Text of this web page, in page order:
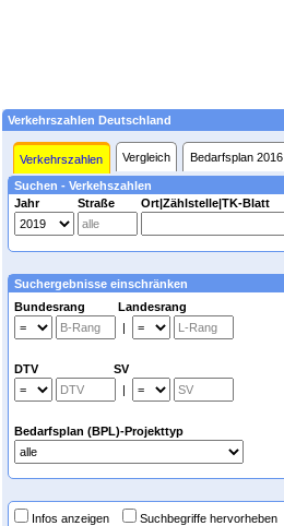
Verkehrszahlen Deutschland
Verkehrszahlen Vergleich Bedarfsplan 2016
Suchen - Verkehszahlen
Jahr
Straße Ort|Zählstelle|TK-Blatt
Suchergebnisse einschränken
Bundesrang Landesrang
|
DTV SV
|
Bedarfsplan (BPL)-Projekttyp
Infos anzeigen Suchbegriffe hervorheben